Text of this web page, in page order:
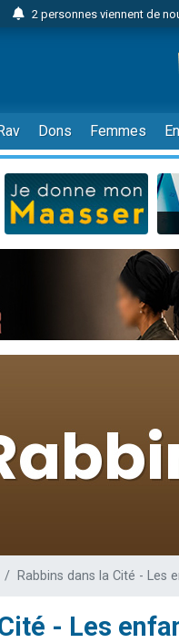
2 personnes viennent de
3 personnes viennent
2 personnes viennent
3 personnes viennent de
11 personnes viennent de
3 personnes viennent
Il reste 49 places pour
2 personnes viennent de
29 personnes viennent de
Il reste 49 places pour
2 personnes viennent de
6 personnes viennent de
4 personnes viennent de
Il reste 49 places pour
Dons Femmes
Rabbins dans la Cité - Les
- Les